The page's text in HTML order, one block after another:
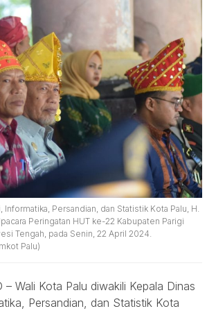
Informatika, Persandian, dan Statistik Kota Palu, H.
Peringatan HUT ke-22 Kabupaten Parigi
Tengah, pada Senin, 22 April 2024.
Palu)
– Wali Kota Palu diwakili Kepala Dinas
Persandian, dan Statistik Kota